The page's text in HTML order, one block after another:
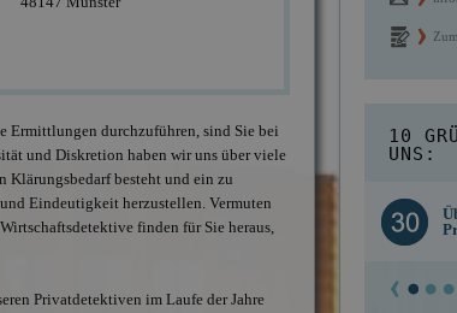
Ermittlungen durchzuführen, sind Sie bei
und Diskretion haben wir uns über viele
Klärungsbedarf besteht und ein zu
Eindeutigkeit herzustellen. Vermuten
finden für Sie heraus,
Privatdetektiven im Laufe der Jahre
10
UNS:
Offizielles Mitglied des
BDD, Anschluss an IKD